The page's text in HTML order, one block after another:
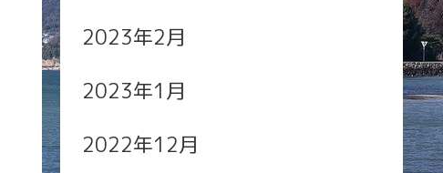
2023年2月
2023年1月
2022年12月